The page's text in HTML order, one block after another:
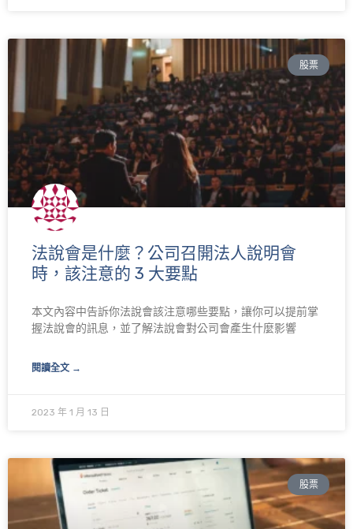
股票
法說會是什麼？公司召開法人說明會
時，該注意的 3 大要點
本文內容中告訴你法說會該注意哪些要點，讓你可以提前掌
握法說會的訊息，並了解法說會對公司會產生什麼影響
閱讀全文 →
2023 年 1 月 13 日
股票